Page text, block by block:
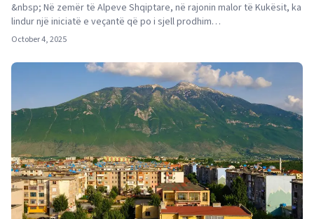
&nbsp; Në zemër të Alpeve Shqiptare, në rajonin malor të Kukësit, ka
lindur një iniciatë e veçantë që po i sjell prodhim…
October 4, 2025